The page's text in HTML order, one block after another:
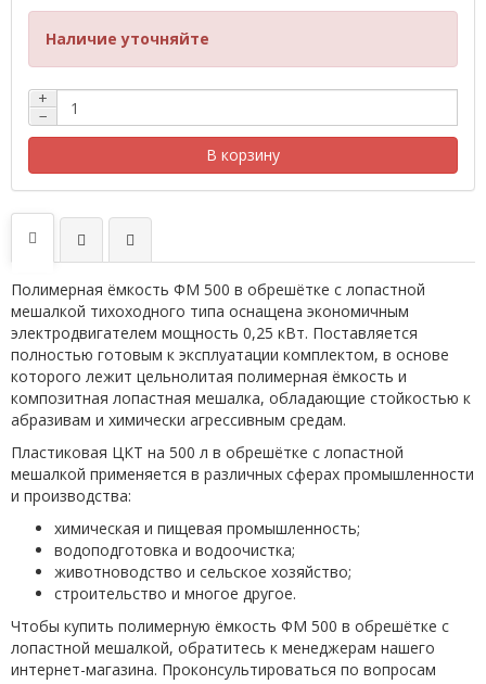
Наличие уточняйте
+
−
В корзину
Полимерная ёмкость ФМ 500 в обрешётке с лопастной
мешалкой тихоходного типа оснащена экономичным
электродвигателем мощность 0,25 кВт. Поставляется
полностью готовым к эксплуатации комплектом, в основе
которого лежит цельнолитая полимерная ёмкость и
композитная лопастная мешалка, обладающие стойкостью к
абразивам и химически агрессивным средам.
Пластиковая ЦКТ на 500 л в обрешётке с лопастной
мешалкой применяется в различных сферах промышленности
и производства:
химическая и пищевая промышленность;
водоподготовка и водоочистка;
животноводство и сельское хозяйство;
строительство и многое другое.
Чтобы купить полимерную ёмкость ФМ 500 в обрешётке с
лопастной мешалкой, обратитесь к менеджерам нашего
интернет-магазина. Проконсультироваться по вопросам